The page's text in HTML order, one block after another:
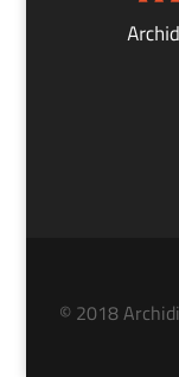
© 2018